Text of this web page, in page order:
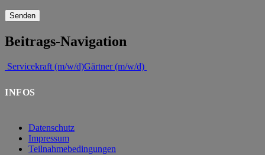
Beitrags-Navigation
Servicekraft (m/w/d)Gärtner (m/w/d)
INFOS
Datenschutz
Impressum
Teilnahmebedingungen